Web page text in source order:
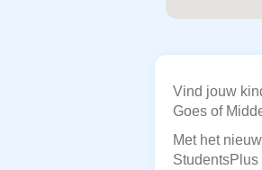
Vind jouw
Goes of
Met het